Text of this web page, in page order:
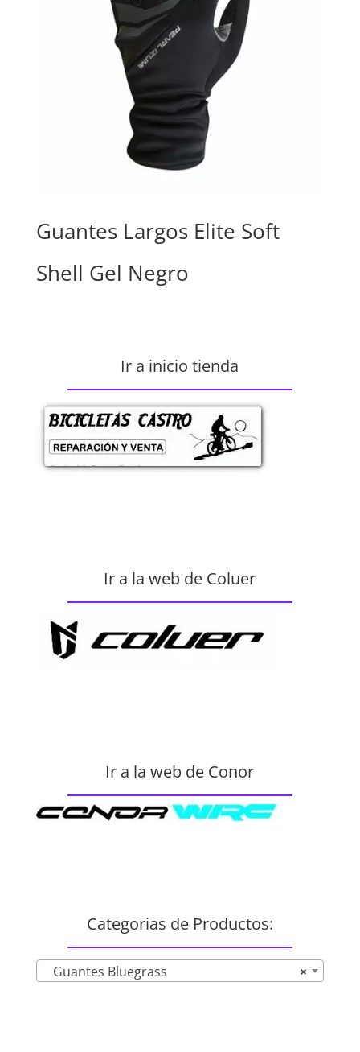
Guantes Largos Elite Soft
Shell Gel Negro
Ir a inicio tienda
Ir a la web de Coluer
Ir a la web de Conor
Categorias de Productos:
×
Guantes Bluegrass